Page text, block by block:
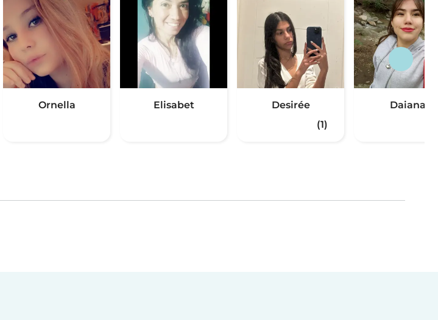
Ornella Elisabet
Desirée
(1)
Daiana